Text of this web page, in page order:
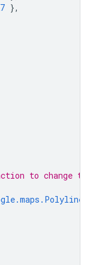
},
to change